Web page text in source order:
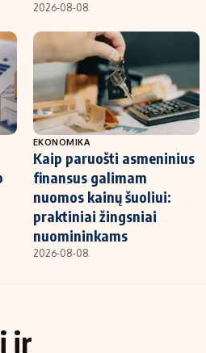
2026-08-08
EKONOMIKA
Kaip paruošti asmeninius
finansus galimam
nuomos kainų šuoliui:
praktiniai žingsniai
nuomininkams
2026-08-08
ir